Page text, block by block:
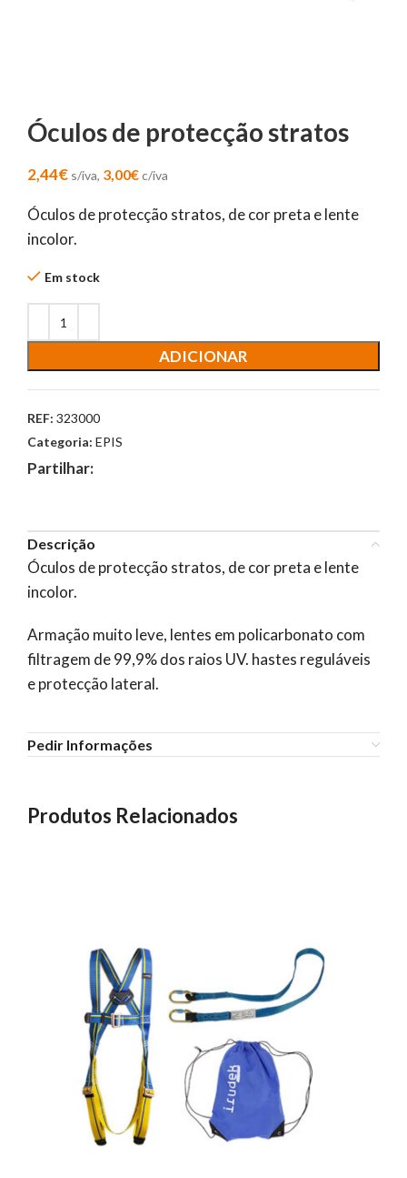
Óculos de protecção stratos
2,44€ s/iva, 3,00€c/iva
Óculos de protecção stratos, de cor preta e lente
incolor.
Em stock
ADICIONAR
REF: 323000
Categoria: EPIS
Partilhar:
Descrição
Óculos de protecção stratos, de cor preta e lente
incolor.
Armação muito leve, lentes em policarbonato com
filtragem de 99,9% dos raios UV. hastes reguláveis
e protecção lateral.
Pedir Informações
Produtos Relacionados